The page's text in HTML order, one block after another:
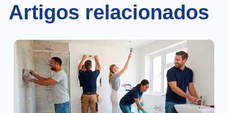
Artigos relacionados